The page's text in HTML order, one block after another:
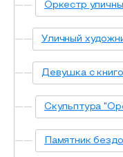
Оркестр
Уличный
Девушка с
Скульптура
Памятник